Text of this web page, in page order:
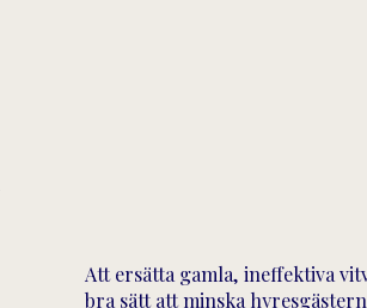
Att ersätta gamla, ineffektiva
bra sätt att minska